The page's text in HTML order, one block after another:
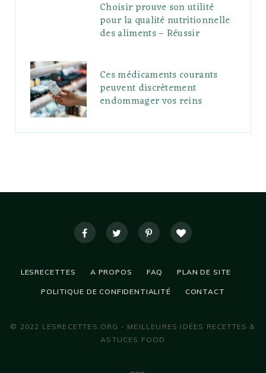
Choisir prouve son utilité
pour la qualité nutritionnelle
des aliments – Réussir
Ces médicaments courants
peuvent discrètement
endommager vos reins
LESRECETTES A PROPOS FAQ PLAN DE SITE
POLITIQUE DE CONFIDENTIALITÉ CONTACT
© 2022 LESRECETTES.ORG - MEILLEURES IDÉES RECETTES &
ASTUCES FOOD